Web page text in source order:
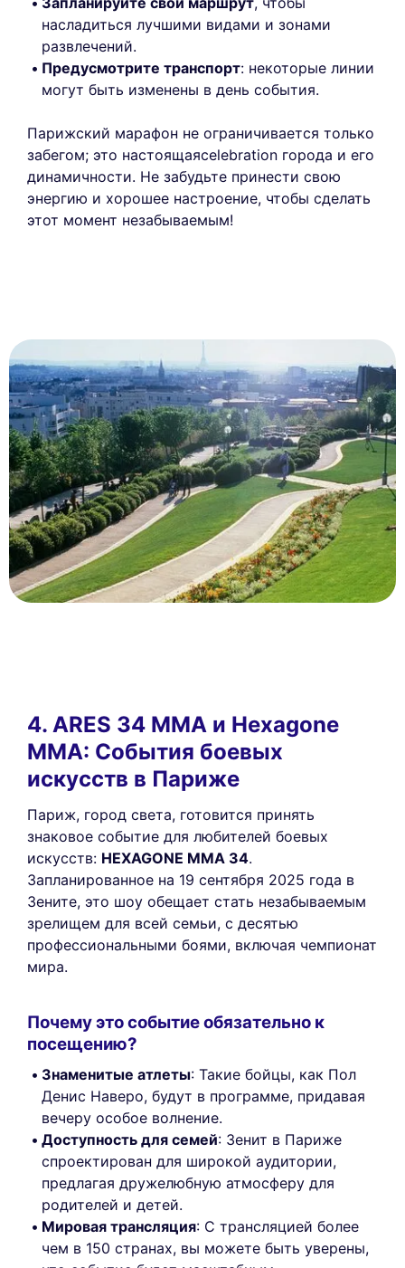
насладиться лучшими видами и зонами
развлечений.
Предусмотрите транспорт: некоторые линии
могут быть изменены в день события.
Парижский марафон не ограничивается только
забегом; это настоящаяcelebration города и его
динамичности. Не забудьте принести свою
энергию и хорошее настроение, чтобы сделать
этот момент незабываемым!
4. ARES 34 MMA и Hexagone
MMA: События боевых
искусств в Париже
Париж, город света, готовится принять
знаковое событие для любителей боевых
искусств: HEXAGONE MMA 34.
Запланированное на 19 сентября 2025 года в
Зените, это шоу обещает стать незабываемым
зрелищем для всей семьи, с десятью
профессиональными боями, включая чемпионат
мира.
Почему это событие обязательно к
посещению?
Знаменитые атлеты: Такие бойцы, как Пол
Денис Наверо, будут в программе, придавая
вечеру особое волнение.
Доступность для семей: Зенит в Париже
спроектирован для широкой аудитории,
предлагая дружелюбную атмосферу для
родителей и детей.
Мировая трансляция: С трансляцией более
чем в 150 странах, вы можете быть уверены,